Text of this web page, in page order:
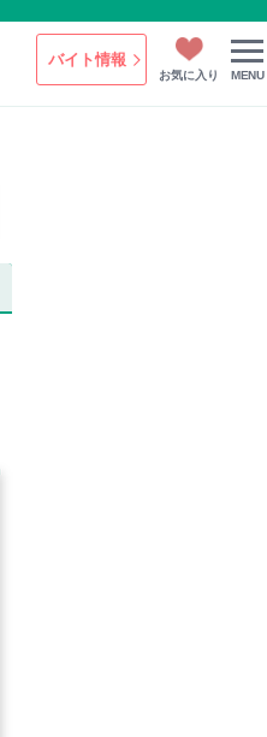
バイト情報
お気に入り MENU